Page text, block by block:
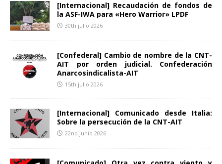
[Internacional] Recaudación de fondos de
la ASF-IWA para «Hero Warrior» LPDF
30th julio 2026
[Confederal] Cambio de nombre de la CNT-
AIT por orden judicial. Confederación
Anarcosindicalista-AIT
15th julio 2026
[Internacional] Comunicado desde Italia:
Sobre la persecución de la CNT-AIT
22nd junio 2026